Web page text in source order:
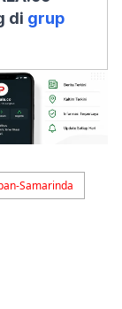
di grup
Samarinda